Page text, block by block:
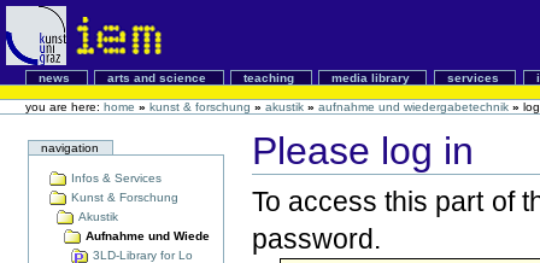
news arts and science teaching media library services
you are here: home » kunst & forschung » akustik » aufnahme und wiedergabetechnik »
navigation
Infos & Services
Kunst & Forschung
Akustik
Aufnahme und Wiede
3LD-Library for Lo
Please log in
To access this part of
password.